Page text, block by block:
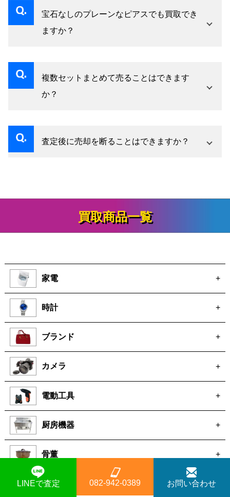
宝石なしのプレーンなピアスでも買取でき
ますか？
複数セットまとめて売ることはできます
か？
査定後に売却を断ることはできますか？
せん。
買取商品一覧
家電 +
時計 +
ブランド +
カメラ +
電動工具 +
厨房機器 +
骨董 +
絵画 +
LINEで査定 082-942-0389 お問い合わせ